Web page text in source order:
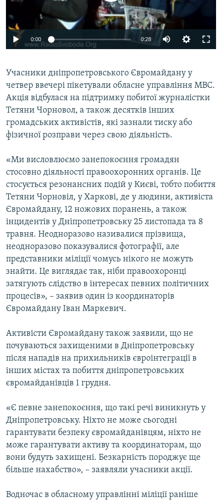
СВІДЧЕННЯ ОКУПАЦІЇ
УКРАЇНСЬКА ПРОБЛЕМА КРИМУ
Русский
Qırımtatar
Усі сайти RFE/RL
0:00 0:28
Учасники дніпропетровського Євромайдану у
четвер ввечері пікетували обласне управління МВС.
Акція відбулася на підтримку побитої журналістки
Тетяни Чорновол, а також десятків інших
громадських активістів, які зазнали тиску або
фізичної розправи через свою діяльність.
«Ми висловлюємо занепокоєння громадян
стосовно діяльності правоохоронних органів. Це
стосується резонансних подій у Києві, тобто побиття
Тетяни Чорновіл, у Харкові, де у людини, активіста
Євромайдану, 12 ножових поранень, а також
інцидентів у Дніпропетровську 25 листопада та 8
травня. Неодноразово називалися прізвища,
неодноразово показувалися фотографії, але
представники міліції чомусь нікого не можуть
знайти. Це виглядає так, ніби правоохоронці
затягують слідство в інтересах певних політичних
процесів», – заявив один із координаторів
Євромайдану Іван Маркевич.
Активісти Євромайдану також заявили, що не
почуваються захищеними в Дніпропетровську
після нападів на прихильників євроінтеграції в
інших містах та побиття дніпропетровських
євромайданівців 1 грудня.
«Є певне занепокоєння, що такі речі виникнуть у
Дніпропетровську. Ніхто не може сьогодні
гарантувати безпеку євромайданівцям, ніхто не
може гарантувати активу та координаторам, що
вони будуть захищені. Безкарність породжує ще
більше нахабство», – заявляли учасники акції.
Водночас в обласному управлінні міліції раніше